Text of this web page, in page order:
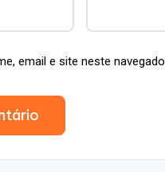
email e site neste